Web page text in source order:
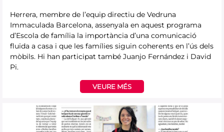
Herrera, membre de l’equip directiu de Vedruna
Immaculada Barcelona, assenyala en aquest programa
d’Escola de família la importància d’una comunicació
fluïda a casa i que les famílies siguin coherents en l’ús dels
mòbils. Hi han participat també Juanjo Fernández i David
Pi.
VEURE MÉS